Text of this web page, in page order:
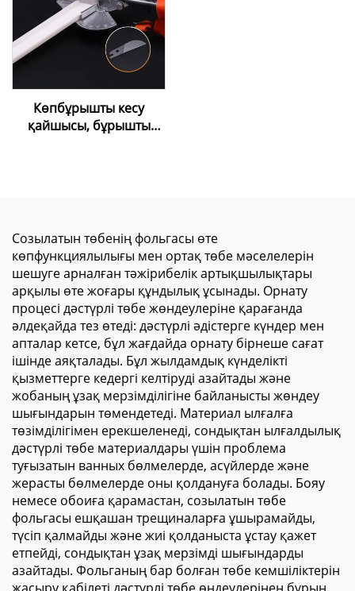
Көпбұрышты кесу
қайшысы, бұрышты
Созылатын төбенің фольгасы өте
көпфункциялылығы мен ортақ төбе мәселелерін
шешуге арналған тәжірибелік артықшылықтары
арқылы өте жоғары құндылық ұсынады. Орнату
процесі дәстүрлі төбе жөндеулеріне қарағанда
әлдеқайда тез өтеді: дәстүрлі әдістерге күндер мен
апталар кетсе, бұл жағдайда орнату бірнеше сағат
ішінде аяқталады. Бұл жылдамдық күнделікті
қызметтерге кедергі келтіруді азайтады және
жобаның ұзақ мерзімділігіне байланысты жөндеу
шығындарын төмендетеді. Материал ылғалға
төзімділігімен ерекшеленеді, сондықтан ылғалдылық
дәстүрлі төбе материалдары үшін проблема
туғызатын ванных бөлмелерде, асүйлерде және
жерасты бөлмелерде оны қолдануға болады. Бояу
немесе обоиға қарамастан, созылатын төбе
фольгасы ешқашан трещиналарға ұшырамайды,
түсіп қалмайды және жиі қолданыста ұстау қажет
етпейді, сондықтан ұзақ мерзімді шығындарды
азайтады. Фольганың бар болған төбе кемшіліктерін